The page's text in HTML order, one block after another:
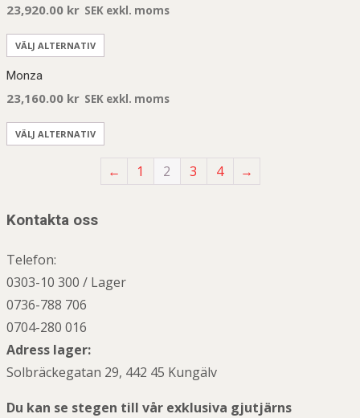
23,920.00 kr SEK exkl. moms
VÄLJ ALTERNATIV
Monza
23,160.00 kr SEK exkl. moms
VÄLJ ALTERNATIV
← 1 2 3 4 →
Kontakta oss
Telefon:
0303-10 300 / Lager
0736-788 706
0704-280 016
Adress lager:
Solbräckegatan 29, 442 45 Kungälv
Du kan se stegen till vår exklusiva gjutjärns